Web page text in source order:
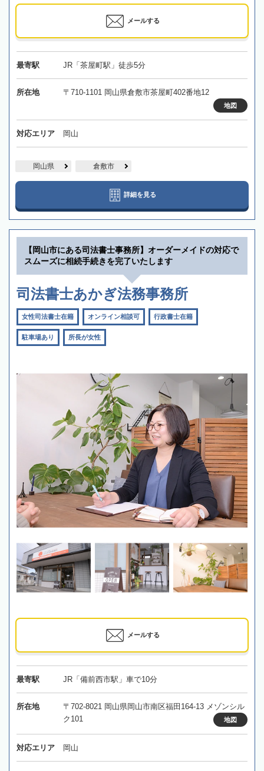
メールする
最寄駅 JR「茶屋町駅」徒歩5分
所在地 〒710-1101 岡山県倉敷市茶屋町402番地12
地図
対応エリア 岡山
岡山県 倉敷市
詳細を見る
【岡山市にある司法書士事務所】オーダーメイドの対応で
スムーズに相続手続きを完了いたします
司法書士あかぎ法務事務所
女性司法書士在籍 オンライン相談可 行政書士在籍
駐車場あり 所長が女性
メールする
最寄駅 JR「備前西市駅」車で10分
所在地
〒702-8021 岡山県岡山市南区福田164-13 メゾンシル
ク101
地図
対応エリア 岡山